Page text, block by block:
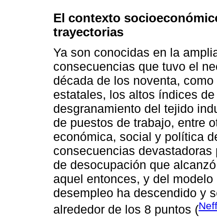
El contexto
trayectorias
Ya son conocidas en la
consecuencias que tuvo el
década de los noventa,
estatales, los altos índices
desgranamiento del tejido
de puestos de trabajo, entre
económica, social y política
consecuencias
de desocupación que
aquel entonces, y del
desempleo ha descendido y
alrededor de los 8 puntos (